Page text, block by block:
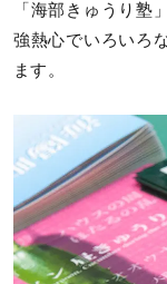
「海部きゅうり塾
強熱心でいろいろ
ます。